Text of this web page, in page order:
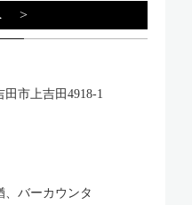
>
田市上吉田4918-1
、バーカウンタ